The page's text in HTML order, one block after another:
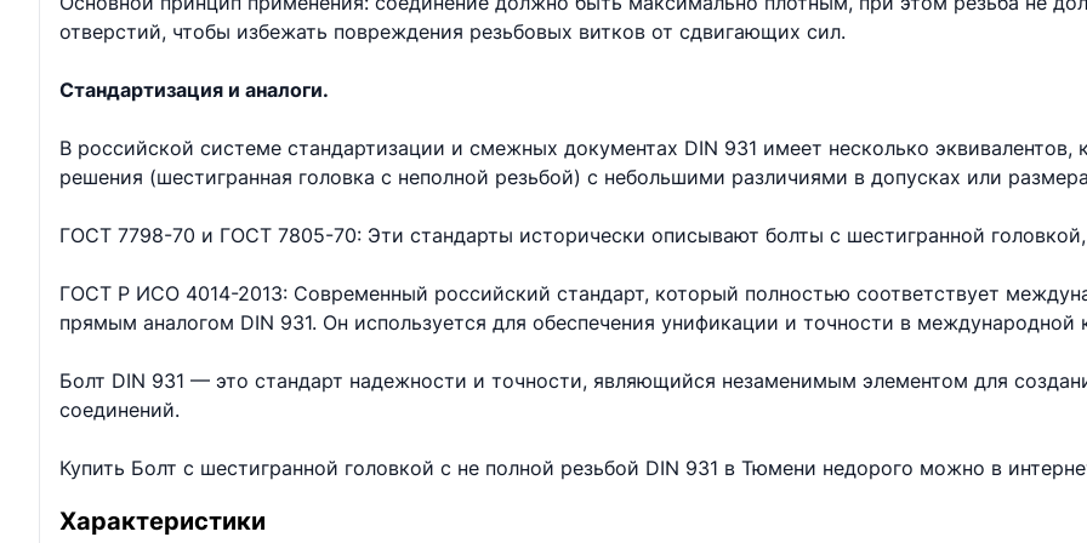
отверстий, чтобы избежать повреждения резьбовых витков от сдвигающих сил.
Стандартизация и аналоги.
В российской системе стандартизации и смежных документах DIN 931 имеет несколько
решения (шестигранная головка с неполной резьбой) с небольшими различиями в допусках или
ГОСТ 7798-70 и ГОСТ 7805-70: Эти стандарты исторически описывают болты с шестигранной
ГОСТ Р ИСО 4014-2013: Современный российский стандарт, который полностью соответствует
прямым аналогом DIN 931. Он используется для обеспечения унификации и точности в международной
Болт DIN 931 — это стандарт надежности и точности, являющийся незаменимым элементом для
соединений.
Купить Болт с шестигранной головкой с не полной резьбой DIN 931 в Тюмени недорого можно в
Характеристики